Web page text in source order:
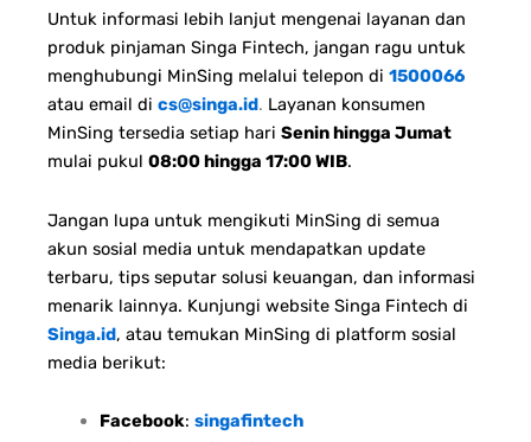
Untuk informasi lebih lanjut mengenai layanan dan
produk pinjaman Singa Fintech, jangan ragu untuk
menghubungi MinSing melalui telepon di 1500066
atau email di cs@singa.id. Layanan konsumen
MinSing tersedia setiap hari Senin hingga Jumat
mulai pukul 08:00 hingga 17:00 WIB.
Jangan lupa untuk mengikuti MinSing di semua
akun sosial media untuk mendapatkan update
terbaru, tips seputar solusi keuangan, dan informasi
menarik lainnya. Kunjungi website Singa Fintech di
Singa.id, atau temukan MinSing di platform sosial
media berikut:
Facebook: singafintech